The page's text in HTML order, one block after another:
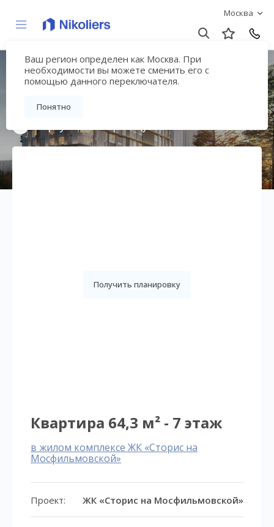
Москва
Ваш регион определен как Москва. При
необходимости вы можете сменить его с
помощью данного переключателя.
Понятно
ЖК «Сторис на
Мосфильмовской»
Получить планировку
Квартира 64,3 м² - 7 этаж
в жилом комплексе ЖК «Сторис на
Мосфильмовской»
Проект: ЖК «Сторис на Мосфильмовской»